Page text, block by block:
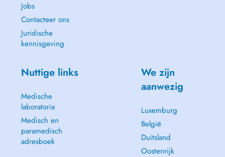
Jobs
Contacteer ons
Juridische
kennisgeving
Nuttige links
Medische
laboratoria
Medisch en
paramedisch
adresboek
We zijn
aanwezig
Luxemburg
België
Duitsland
Oostenrijk